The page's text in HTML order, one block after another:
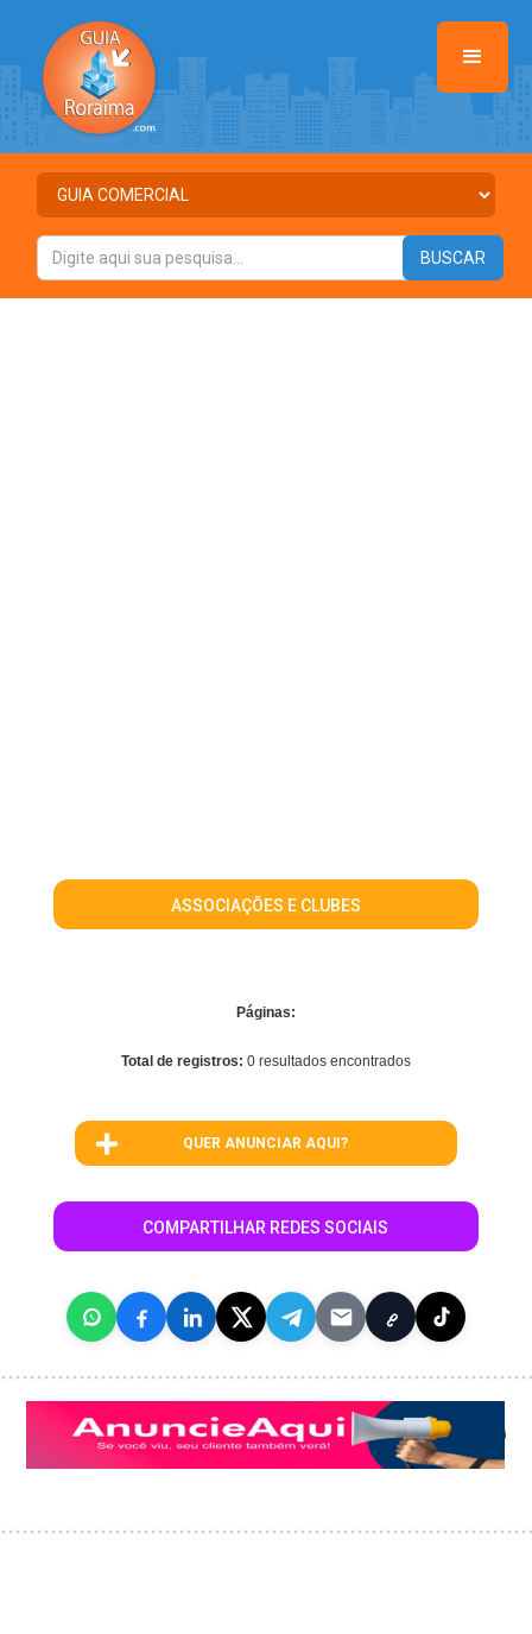
ASSOCIAÇÕES E CLUBES
Páginas:
Total de registros: 0 resultados encontrados
QUER ANUNCIAR AQUI?
COMPARTILHAR REDES SOCIAIS